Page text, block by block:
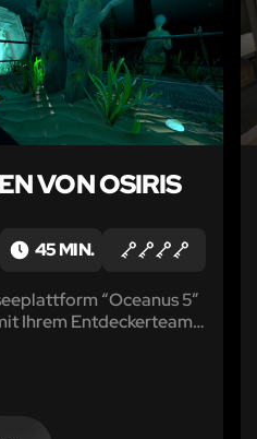
VON OSIRIS
45 MIN.
“Oceanus 5”
Ihrem Entdeckerteam,